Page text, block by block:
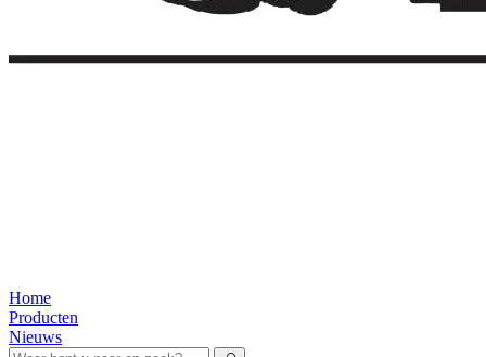
Home
Producten
Nieuws